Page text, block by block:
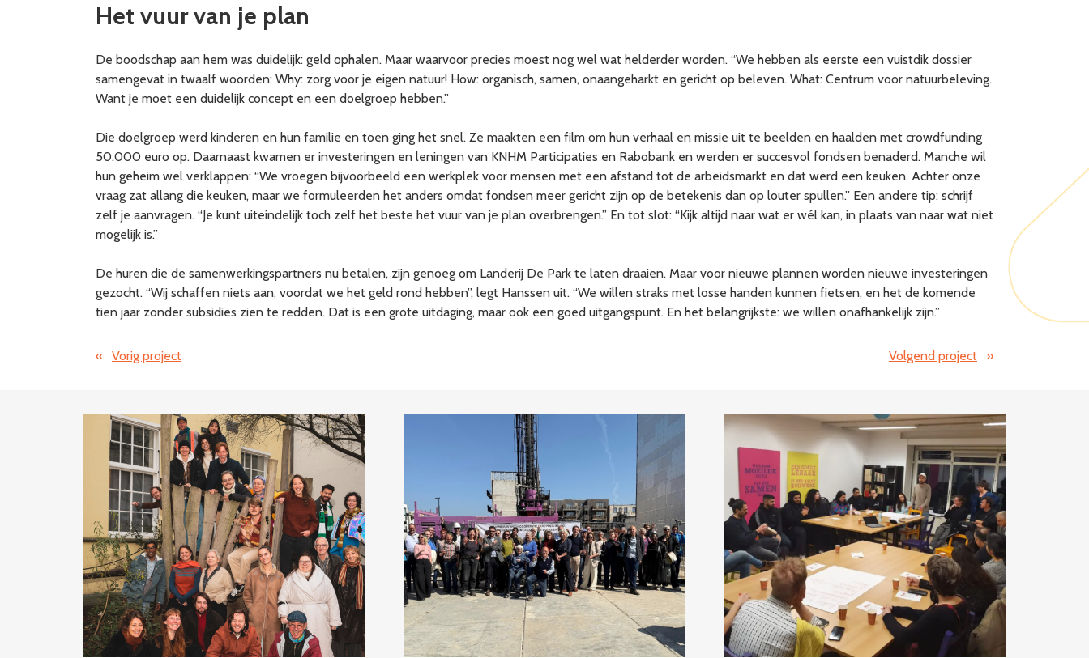
Het vuur van je plan
De boodschap aan hem was duidelijk: geld ophalen. Maar waarvoor precies moest nog wel wat helderder worden. “We hebben als eerste een vuistdik dossier
samengevat in twaalf woorden: Why: zorg voor je eigen natuur! How: organisch, samen, onaangeharkt en gericht op beleven. What: Centrum voor natuurbeleving.
Want je moet een duidelijk concept en een doelgroep hebben.”
Die doelgroep werd kinderen en hun familie en toen ging het snel. Ze maakten een film om hun verhaal en missie uit te beelden en haalden met crowdfunding
50.000 euro op. Daarnaast kwamen er investeringen en leningen van KNHM Participaties en Rabobank en werden er succesvol fondsen benaderd. Manche wil
hun geheim wel verklappen: “We vroegen bijvoorbeeld een werkplek voor mensen met een afstand tot de arbeidsmarkt en dat werd een keuken. Achter onze
vraag zat allang die keuken, maar we formuleerden het anders omdat fondsen meer gericht zijn op de betekenis dan op louter spullen.” Een andere tip: schrijf
zelf je aanvragen. “Je kunt uiteindelijk toch zelf het beste het vuur van je plan overbrengen.” En tot slot: “Kijk altijd naar wat er wél kan, in plaats van naar wat niet
mogelijk is.”
De huren die de samenwerkingspartners nu betalen, zijn genoeg om Landerij De Park te laten draaien. Maar voor nieuwe plannen worden nieuwe investeringen
gezocht. “Wij schaffen niets aan, voordat we het geld rond hebben”, legt Hanssen uit. “We willen straks met losse handen kunnen fietsen, en het de komende
tien jaar zonder subsidies zien te redden. Dat is een grote uitdaging, maar ook een goed uitgangspunt. En het belangrijkste: we willen onafhankelijk zijn.”
« Vorig project Volgend project »